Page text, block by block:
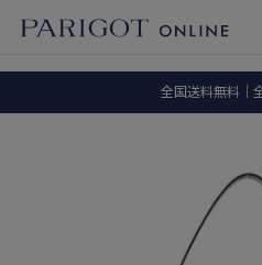
全国送料無料｜